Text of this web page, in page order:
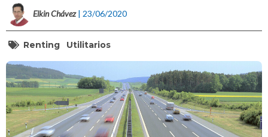
Elkin Chávez | 23/06/2020
Renting Utilitarios